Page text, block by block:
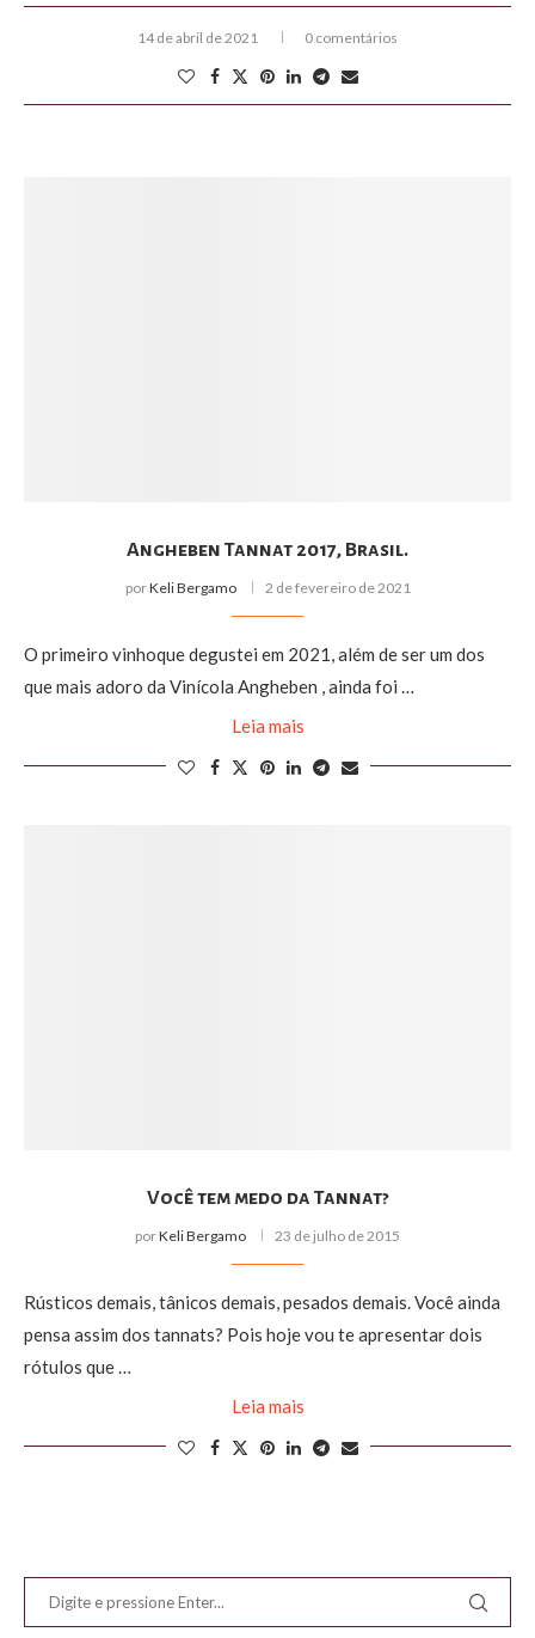
14 de abril de 2021 0 comentários
Angheben Tannat 2017, Brasil.
porKeli Bergamo 2 de fevereiro de 2021
O primeiro vinhoque degustei em 2021, além de ser um dos
que mais adoro da Vinícola Angheben , ainda foi …
Leia mais
Você tem medo da Tannat?
porKeli Bergamo 23 de julho de 2015
Rústicos demais, tânicos demais, pesados demais. Você ainda
pensa assim dos tannats? Pois hoje vou te apresentar dois
rótulos que …
Leia mais